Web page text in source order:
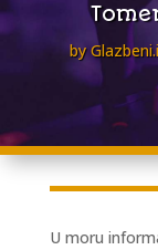
by
U moru